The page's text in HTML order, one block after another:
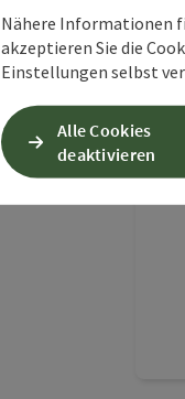
Nähere Informationen
akzeptieren Sie die
Einstellungen selbst
Alle Cookies
deaktivieren